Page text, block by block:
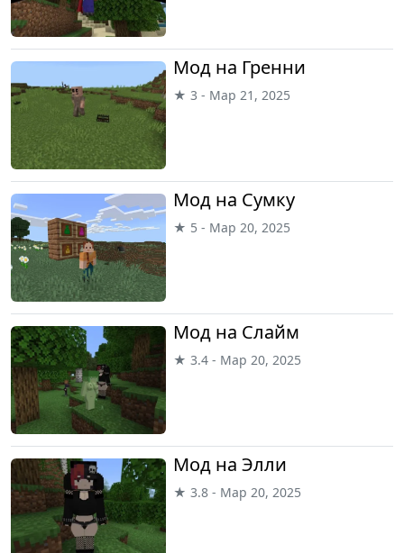
Мод на Гренни
★ 3 - Мар 21, 2025
Мод на Сумку
★ 5 - Мар 20, 2025
Мод на Слайм
★ 3.4 - Мар 20, 2025
Мод на Элли
★ 3.8 - Мар 20, 2025